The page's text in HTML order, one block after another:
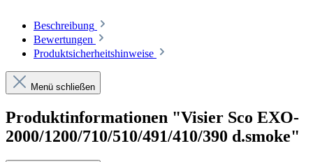
Beschreibung
Bewertungen
Produktsicherheitshinweise
Menü schließen
Produktinformationen "Visier Sco EXO-
2000/1200/710/510/491/410/390 d.smoke"